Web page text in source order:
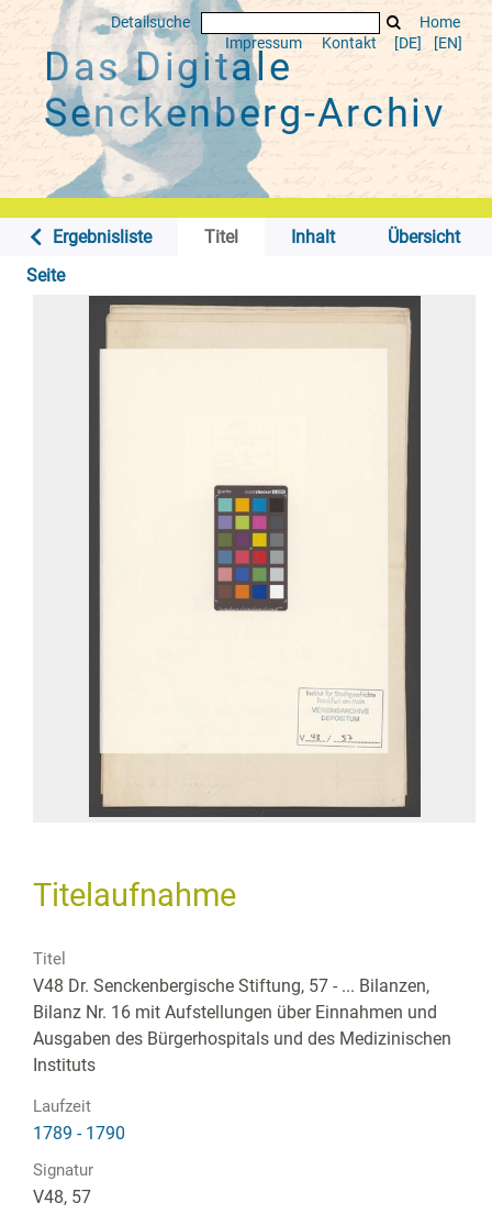
Detailsuche
Home
Impressum
Kontakt [DE] [EN]
Das Digitale
Senckenberg-Archiv
Ergebnisliste Titel Inhalt
Übersicht
Seite
Titelaufnahme
Titel
V48 Dr. Senckenbergische Stiftung, 57 - ... Bilanzen,
Bilanz Nr. 16 mit Aufstellungen über Einnahmen und
Ausgaben des Bürgerhospitals und des Medizinischen
Instituts
Laufzeit
1789 - 1790
Signatur
V48, 57